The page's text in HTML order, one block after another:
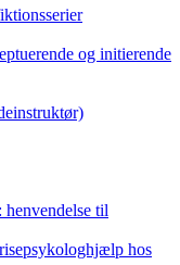
og initierende
henvendelse til
hos